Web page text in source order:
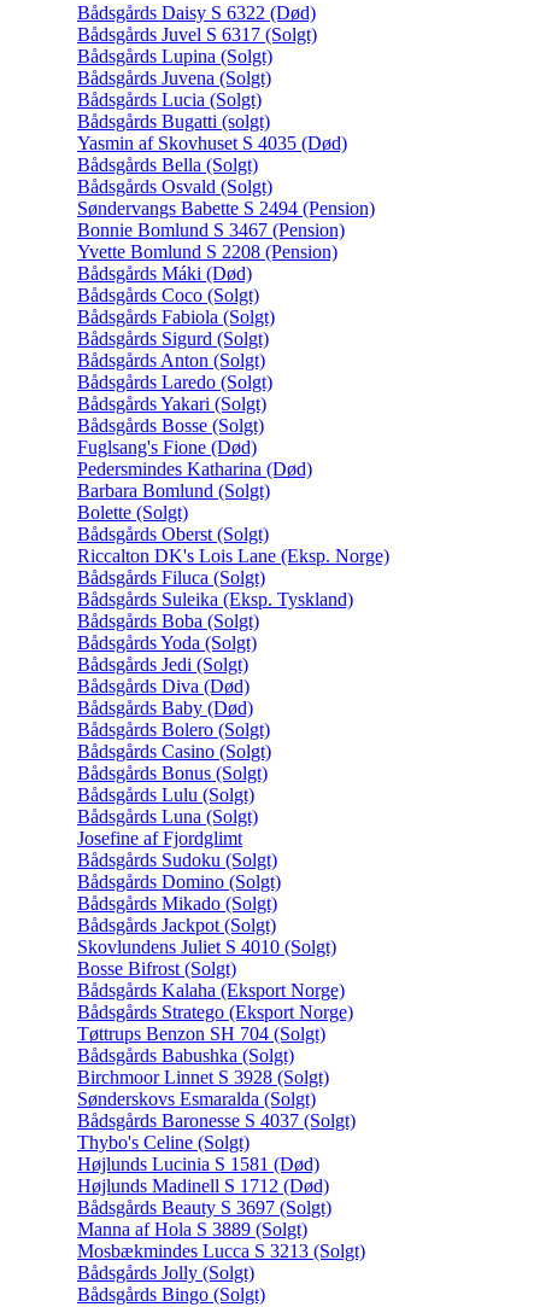
Bådsgårds Daisy S 6322 (Død)
Bådsgårds Juvel S 6317 (Solgt)
Bådsgårds Lupina (Solgt)
Bådsgårds Juvena (Solgt)
Bådsgårds Lucia (Solgt)
Bådsgårds Bugatti (solgt)
Yasmin af Skovhuset S 4035 (Død)
Bådsgårds Bella (Solgt)
Bådsgårds Osvald (Solgt)
Søndervangs Babette S 2494 (Pension)
Bonnie Bomlund S 3467 (Pension)
Yvette Bomlund S 2208 (Pension)
Bådsgårds Máki (Død)
Bådsgårds Coco (Solgt)
Bådsgårds Fabiola (Solgt)
Bådsgårds Sigurd (Solgt)
Bådsgårds Anton (Solgt)
Bådsgårds Laredo (Solgt)
Bådsgårds Yakari (Solgt)
Bådsgårds Bosse (Solgt)
Fuglsang's Fione (Død)
Pedersmindes Katharina (Død)
Barbara Bomlund (Solgt)
Bolette (Solgt)
Bådsgårds Oberst (Solgt)
Riccalton DK's Lois Lane (Eksp. Norge)
Bådsgårds Filuca (Solgt)
Bådsgårds Suleika (Eksp. Tyskland)
Bådsgårds Boba (Solgt)
Bådsgårds Yoda (Solgt)
Bådsgårds Jedi (Solgt)
Bådsgårds Diva (Død)
Bådsgårds Baby (Død)
Bådsgårds Bolero (Solgt)
Bådsgårds Casino (Solgt)
Bådsgårds Bonus (Solgt)
Bådsgårds Lulu (Solgt)
Bådsgårds Luna (Solgt)
Josefine af Fjordglimt
Bådsgårds Sudoku (Solgt)
Bådsgårds Domino (Solgt)
Bådsgårds Mikado (Solgt)
Bådsgårds Jackpot (Solgt)
Skovlundens Juliet S 4010 (Solgt)
Bosse Bifrost (Solgt)
Bådsgårds Kalaha (Eksport Norge)
Bådsgårds Stratego (Eksport Norge)
Tøttrups Benzon SH 704 (Solgt)
Bådsgårds Babushka (Solgt)
Birchmoor Linnet S 3928 (Solgt)
Sønderskovs Esmaralda (Solgt)
Bådsgårds Baronesse S 4037 (Solgt)
Thybo's Celine (Solgt)
Højlunds Lucinia S 1581 (Død)
Højlunds Madinell S 1712 (Død)
Bådsgårds Beauty S 3697 (Solgt)
Manna af Hola S 3889 (Solgt)
Mosbækmindes Lucca S 3213 (Solgt)
Bådsgårds Jolly (Solgt)
Bådsgårds Bingo (Solgt)